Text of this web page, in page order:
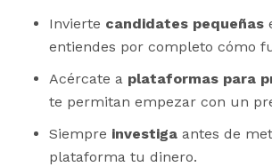
Invierte candidates pequeñas
entiendes por completo cómo
Acércate a plataformas para
te permitan empezar con un
Siempre investiga antes de
plataforma tu dinero.